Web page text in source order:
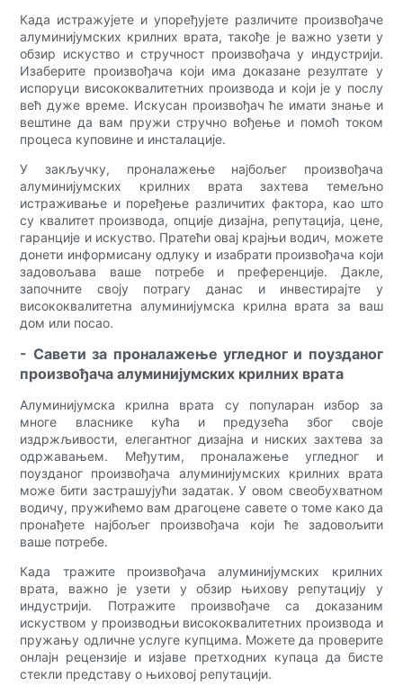
Када истражујете и упоређујете различите произвођаче
алуминијумских крилних врата, такође је важно узети у
обзир искуство и стручност произвођача у индустрији.
Изаберите произвођача који има доказане резултате у
испоруци висококвалитетних производа и који је у послу
већ дуже време. Искусан произвођач ће имати знање и
вештине да вам пружи стручно вођење и помоћ током
процеса куповине и инсталације.
У закључку, проналажење најбољег произвођача
алуминијумских крилних врата захтева темељно
истраживање и поређење различитих фактора, као што
су квалитет производа, опције дизајна, репутација, цене,
гаранције и искуство. Пратећи овај крајњи водич, можете
донети информисану одлуку и изабрати произвођача који
задовољава ваше потребе и преференције. Дакле,
започните своју потрагу данас и инвестирајте у
висококвалитетна алуминијумска крилна врата за ваш
дом или посао.
- Савети за проналажење угледног и поузданог
произвођача алуминијумских крилних врата
Алуминијумска крилна врата су популаран избор за
многе власнике кућа и предузећа због своје
издржљивости, елегантног дизајна и ниских захтева за
одржавањем. Међутим, проналажење угледног и
поузданог произвођача алуминијумских крилних врата
може бити застрашујући задатак. У овом свеобухватном
водичу, пружићемо вам драгоцене савете о томе како да
пронађете најбољег произвођача који ће задовољити
ваше потребе.
Када тражите произвођача алуминијумских крилних
врата, важно је узети у обзир њихову репутацију у
индустрији. Потражите произвођаче са доказаним
искуством у производњи висококвалитетних производа и
пружању одличне услуге купцима. Можете да проверите
онлајн рецензије и изјаве претходних купаца да бисте
стекли представу о њиховој репутацији.